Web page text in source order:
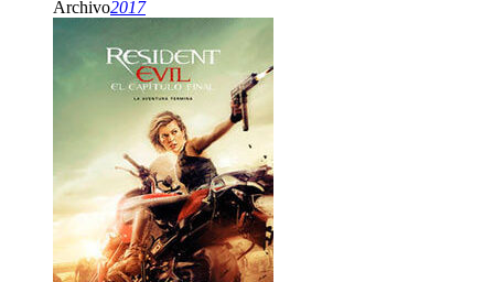
Archivo2017